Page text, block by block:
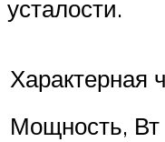
усталости.
Характерная
Мощность, Вт